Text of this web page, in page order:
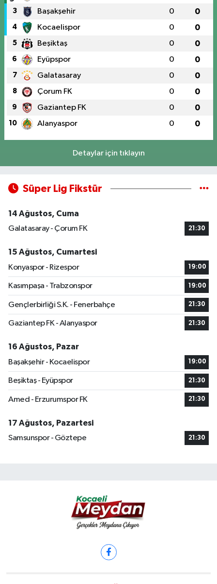
3 Başakşehir 0 0
4 Kocaelispor 0 0
5 Beşiktaş 0 0
6 Eyüpspor 0 0
7 Galatasaray 0 0
8 Çorum FK 0 0
9 Gaziantep FK 0 0
10 Alanyaspor 0 0
Detaylar için tıklayın
Süper Lig Fikstür
14 Ağustos, Cuma
Galatasaray - Çorum FK
21:30
15 Ağustos, Cumartesi
Konyaspor - Rizespor
19:00
Kasımpaşa - Trabzonspor 19:00
Gençlerbirliği S.K. - Fenerbahçe 21:30
Gaziantep FK - Alanyaspor 21:30
16 Ağustos, Pazar
Başakşehir - Kocaelispor
19:00
Beşiktaş - Eyüpspor 21:30
Amed - Erzurumspor FK 21:30
17 Ağustos, Pazartesi
Samsunspor - Göztepe
21:30